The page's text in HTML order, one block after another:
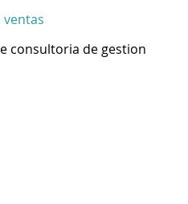
consultoria de gestion